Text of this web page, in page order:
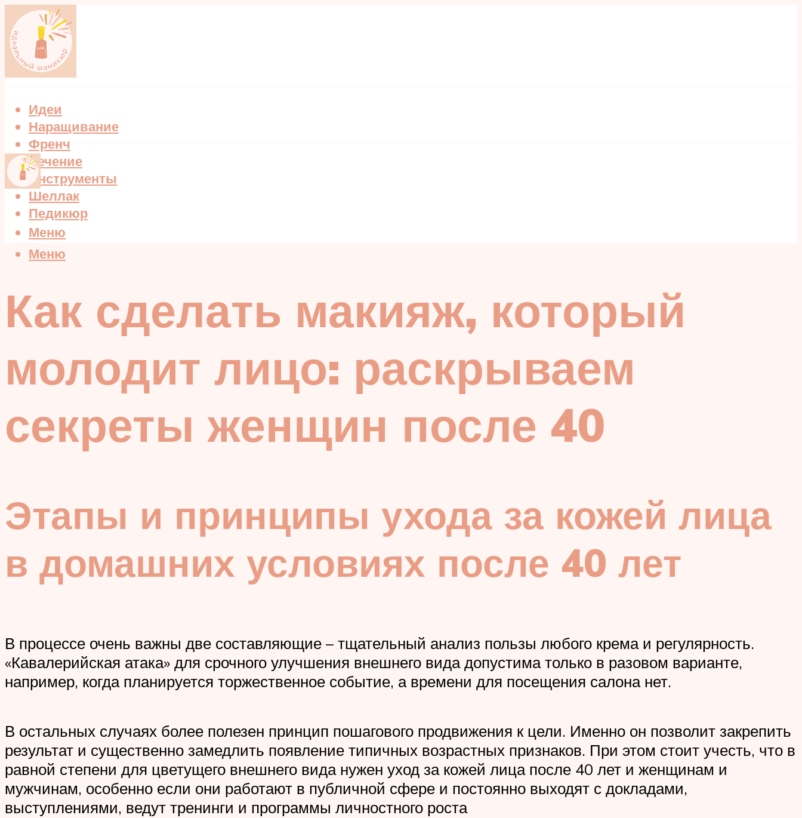
Идеи
Наращивание
Френч
Лечение
Инструменты
Шеллак
Педикюр
Меню
Меню
Как сделать макияж, который
молодит лицо: раскрываем
секреты женщин после 40
Этапы и принципы ухода за кожей лица
в домашних условиях после 40 лет
В процессе очень важны две составляющие – тщательный анализ пользы любого крема и регулярность.
«Кавалерийская атака» для срочного улучшения внешнего вида допустима только в разовом варианте,
например, когда планируется торжественное событие, а времени для посещения салона нет.
В остальных случаях более полезен принцип пошагового продвижения к цели. Именно он позволит закрепить
результат и существенно замедлить появление типичных возрастных признаков. При этом стоит учесть, что в
равной степени для цветущего внешнего вида нужен уход за кожей лица после 40 лет и женщинам и
мужчинам, особенно если они работают в публичной сфере и постоянно выходят с докладами,
выступлениями, ведут тренинги и программы личностного роста